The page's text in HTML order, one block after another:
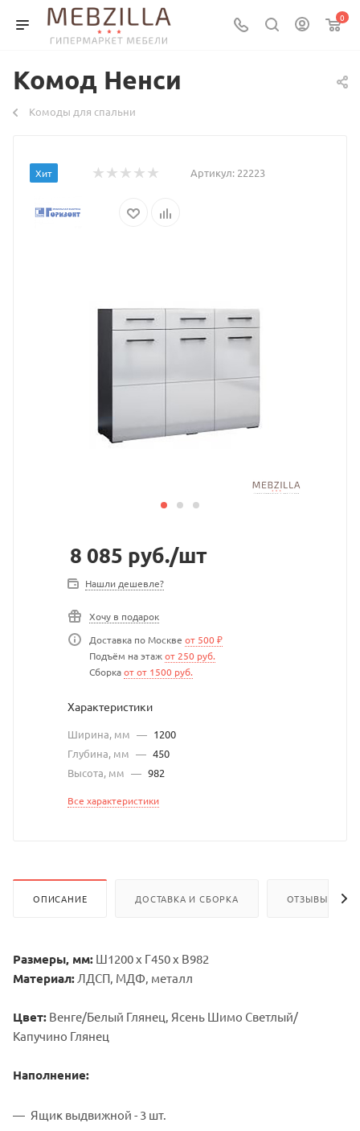
0
Комод Ненси
Комоды для спальни
Хит Артикул: 22223
8 085 руб./шт
Нашли дешевле?
Хочу в подарок
Доставка по Москве от 500 ₽
Подъём на этажот 250 руб.
Сборкаот от 1500 руб.
Характеристики
Ширина, мм — 1200
Глубина, мм — 450
Высота, мм — 982
Все характеристики
ОПИСАНИЕ ДОСТАВКА И СБОРКА ОТЗЫВЫ
Размеры, мм: Ш1200 х Г450 х В982
Материал: ЛДСП, МДФ, металл
Цвет: Венге/Белый Глянец, Ясень Шимо Светлый/
Капучино Глянец
Наполнение:
Ящик выдвижной - 3 шт.